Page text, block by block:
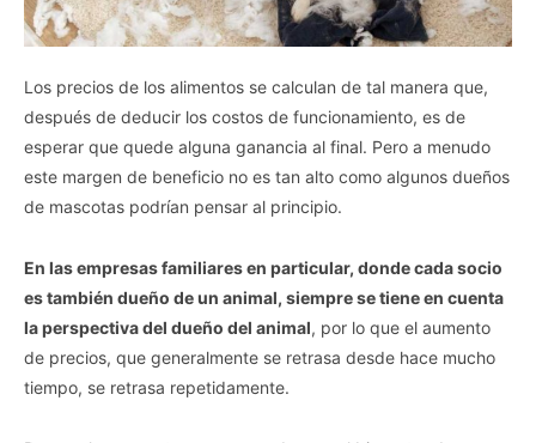
Los precios de los alimentos se calculan de tal manera que,
después de deducir los costos de funcionamiento, es de
esperar que quede alguna ganancia al final. Pero a menudo
este margen de beneficio no es tan alto como algunos dueños
de mascotas podrían pensar al principio.
En las empresas familiares en particular, donde cada socio
es también dueño de un animal, siempre se tiene en cuenta
la perspectiva del dueño del animal, por lo que el aumento
de precios, que generalmente se retrasa desde hace mucho
tiempo, se retrasa repetidamente.